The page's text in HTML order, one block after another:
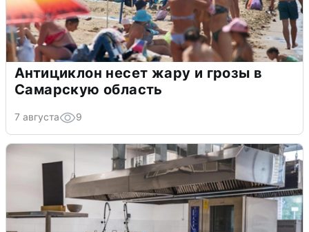
Антициклон несет жару и грозы в
Самарскую область
7 августа 9